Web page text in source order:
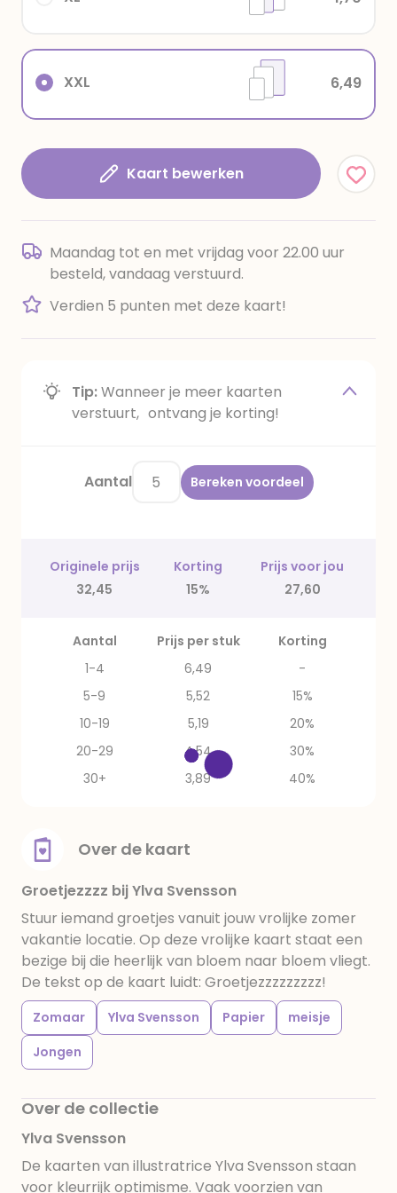
XXL 6,49
Kaart bewerken
Maandag tot en met vrijdag voor 22.00 uur
besteld, vandaag verstuurd.
Verdien 5 punten met deze kaart!
Tip:Wanneer je meer kaarten
verstuurt, ontvang je korting!
Aantal Bereken voordeel
Originele prijs Korting
Prijs voor jou
32,45
15% 27,60
Aantal Prijs per stuk
Korting
1-4
6,49
-
5-9
5,52
15%
10-19
5,19
20%
20-29
4,54
30%
30+
3,89 40%
Over de kaart
Groetjezzzz bij Ylva Svensson
Stuur iemand groetjes vanuit jouw vrolijke zomer
vakantie locatie. Op deze vrolijke kaart staat een
bezige bij die heerlijk van bloem naar bloem vliegt.
De tekst op de kaart luidt: Groetjezzzzzzzzz!
Zomaar Ylva Svensson Papier
meisje
Jongen
Over de collectie
Ylva Svensson
De kaarten van illustratrice Ylva Svensson staan
voor kleurrijk optimisme. Vaak voorzien van